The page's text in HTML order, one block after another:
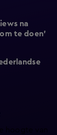
na
te doen'